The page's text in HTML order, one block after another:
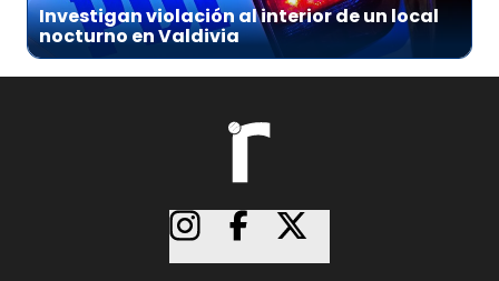
Investigan violación al interior de un local
nocturno en Valdivia